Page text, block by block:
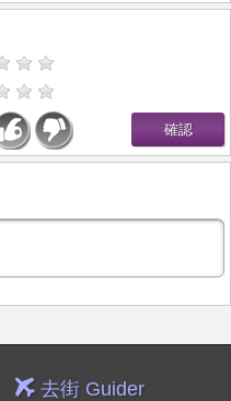
去街 Guider